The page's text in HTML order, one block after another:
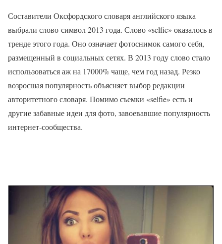
Составители Оксфордского словаря английского языка
выбрали слово-символ 2013 года. Слово «selfie» оказалось в
тренде этого года. Оно означает фотоснимок самого себя,
размещенный в социальных сетях. В 2013 году слово стало
использоваться аж на 17000% чаще, чем год назад. Резко
возросшая популярность объясняет выбор редакции
авторитетного словаря. Помимо съемки «selfie» есть и
другие забавные идеи для фото, завоевавшие популярность
интернет-сообщества.